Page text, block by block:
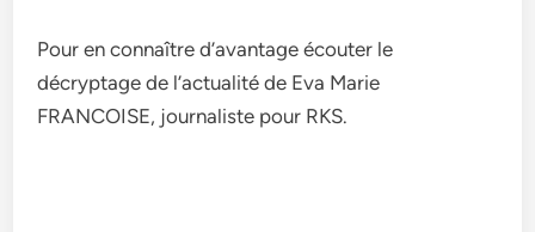
Pour en connaître d’avantage écouter le
décryptage de l’actualité de Eva Marie
FRANCOISE, journaliste pour RKS.